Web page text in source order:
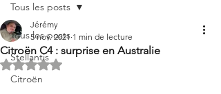
Tous les posts
Stellantis
Citroën
Tous les posts
Citroën C4 : surprise en Australie
Jérémy
5 nov. 2021 1 min de lecture
Noté NaN étoiles sur 5.